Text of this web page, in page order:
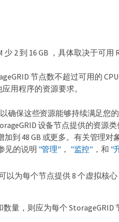
少 2 到 16 GB ，具体取决于可
节点数不超过可用的
用程序的资源要求。
确保这些资源能够持续满足您
设备节点提供的资源
加到 48 GB 或更多。有关管理
见的说明 "管理" ， "监控" ，和 "
为每个节点提供 8 个虚拟核
量，则应为每个 StorageGRID